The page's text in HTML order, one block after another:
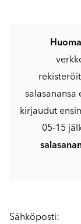
salasanansa
kirjaudut
05-15
Sähköposti: